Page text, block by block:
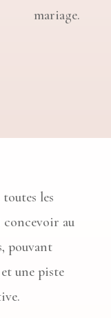
mariage.
les
concevoir au
pouvant
une piste